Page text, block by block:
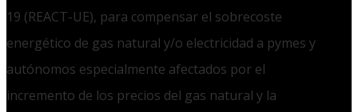
19 (REACT-UE), para compensar el sobrecoste
energético de gas natural y/o electricidad a pymes y
autónomos especialmente afectados por el
incremento de los precios del gas natural y la